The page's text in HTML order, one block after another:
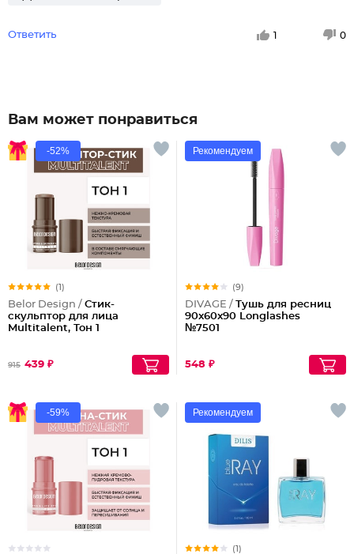
Ответить 1 0
Вам может понравиться
-52%
(1)
Belor Design / Стик-
скульптор для лица
Multitalent, Тон 1
915 439 ₽
Рекомендуем
(9)
DIVAGE / Тушь для ресниц
90x60x90 Longlashes
№7501
548 ₽
-59% Рекомендуем
(1)